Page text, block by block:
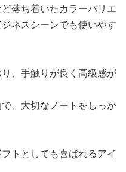
落ち着いたカラーバリエ
ネスシーンでも使いやす
、手触りが良く高級感が
、大切なノートをしっか
トとしても喜ばれるアイ